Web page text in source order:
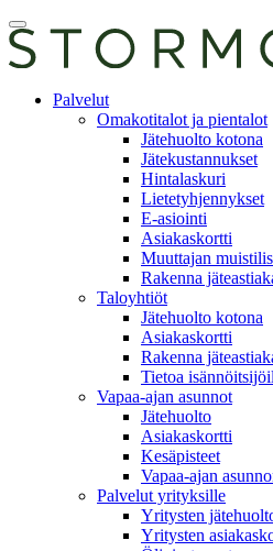
Skip
to
content
Avaa
päävalikko
asiointiPalvelut
Omakotitalot ja pientalot
Jätehuolto kotona
Jätekustannukset
Hintalaskuri
Lietetyhjennykset
E-asiointi
Asiakaskortti
Muuttajan
Rakenna
Taloyhtiöt
Jätehuolto kotona
Asiakaskortti
Rakenna
Tietoa
Vapaa-ajan asunnot
Jätehuolto
Asiakaskortti
Kesäpisteet
Vapaa-ajan
Palvelut yrityksille
Yritysten
Yritysten